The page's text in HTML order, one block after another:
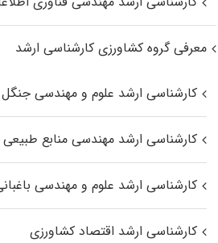
معرفی گروه کشاورزی کارشناسی ارشد
کارشناسی ارشد علوم و مهندسی جنگل
کارشناسی ارشد مهندسی منابع طبیعی
کارشناسی ارشد علوم و مهندسی
کارشناسی ارشد اقتصاد کشاورزی